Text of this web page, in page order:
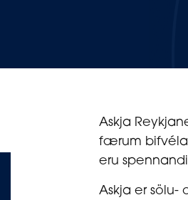
Askja
færum
eru
Askja er sölu-